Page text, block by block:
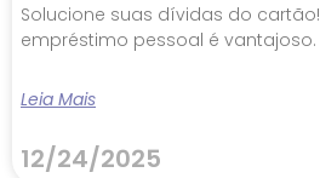
Solucione suas dívidas do
empréstimo pessoal é vantajoso.
Leia Mais
12/24/2025